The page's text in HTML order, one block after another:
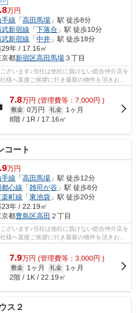
万円
手線 「高田馬場 」駅 徒歩8分
武新宿線 「下落合 」駅 徒歩10分
武新宿線 「中井 」駅 徒歩18分
29年 / 17.16㎡
京都新宿区高田馬場３丁目
ざいます♪当社は他社に負けない総合仲介店を
様へ直接ご挨拶に行き最新の物件を頂きお客
情報は...
7.8万円 (管理費等：7,000円 )
敷金 0万円 礼金
1ヶ月
8階 / 1R / 17.16㎡
コート
万円
手線 「高田馬場 」駅 徒歩12分
都心線 「雑司が谷 」駅 徒歩8分
楽町線 「東池袋 」駅 徒歩20分
23年 / 22.19㎡
京都豊島区高田 ２丁目
ざいます♪当社は他社に負けない総合仲介店を
様へ直接ご挨拶に行き最新の物件を頂きお客
情報は...
7.9万円 (管理費等：3,000円 )
敷金 1ヶ月 礼金
1ヶ月
2階 / 1K / 22.19㎡
ス２